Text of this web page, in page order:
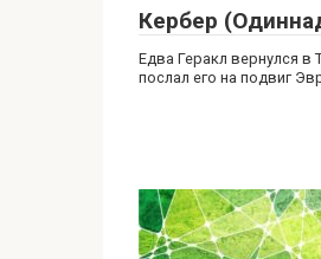
Кербер
Едва Геракл вернулся в
послал его на подвиг